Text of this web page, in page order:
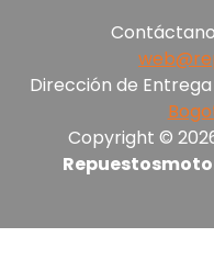
Dirección de Entrega
Copyright ©